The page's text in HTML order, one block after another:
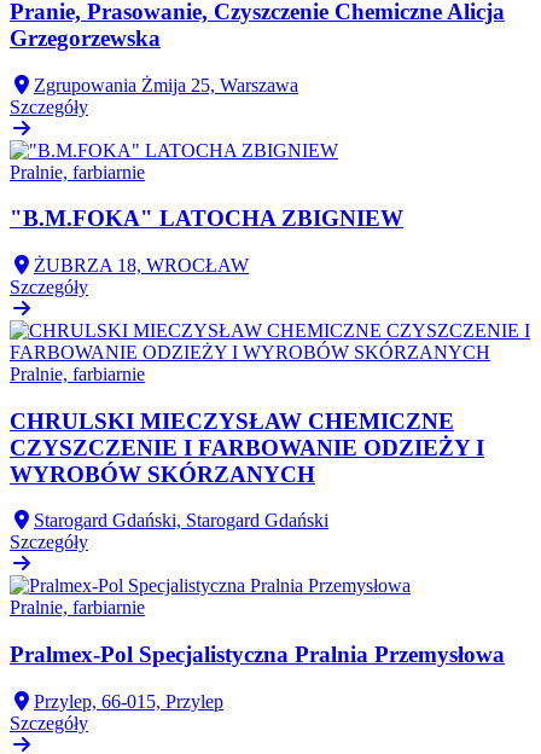
Pranie, Prasowanie, Czyszczenie Chemiczne Alicja
Grzegorzewska
Zgrupowania Żmija 25, Warszawa
Szczegóły
Pralnie, farbiarnie
"B.M.FOKA" LATOCHA ZBIGNIEW
ŻUBRZA 18, WROCŁAW
Szczegóły
Pralnie, farbiarnie
CHRULSKI MIECZYSŁAW CHEMICZNE
CZYSZCZENIE I FARBOWANIE ODZIEŻY I
WYROBÓW SKÓRZANYCH
Starogard Gdański, Starogard Gdański
Szczegóły
Pralnie, farbiarnie
Pralmex-Pol Specjalistyczna Pralnia Przemysłowa
Przylep, 66-015, Przylep
Szczegóły